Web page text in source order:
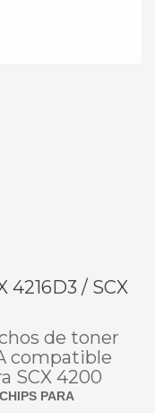
4216D3 / SCX
de toner
compatible
SCX 4200
PARA